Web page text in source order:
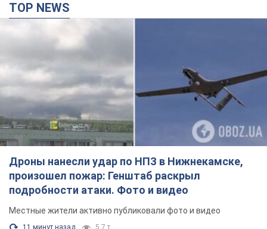
Дроны нанесли удар по НПЗ в Нижнекамске,
подробности атаки. Фото и видео
Местные жители активно публиковали фото и видео
11 минут назад
Разрушены дома: в Харьковской области в
результате вражеской атаки погибли пять
человек. Фото
Правоохранители документируют последствия атаки и